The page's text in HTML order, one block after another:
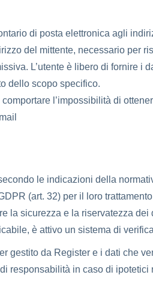
di posta elettronica agli
del mittente, necessario per
L’utente è libero di fornire i
dello scopo specifico.
comportare l’impossibilità di
le indicazioni della
(art. 32) per il loro
la sicurezza e la riservatezza dei
è attivo un sistema di
gestito da Register e i dati che
responsabilità in caso di